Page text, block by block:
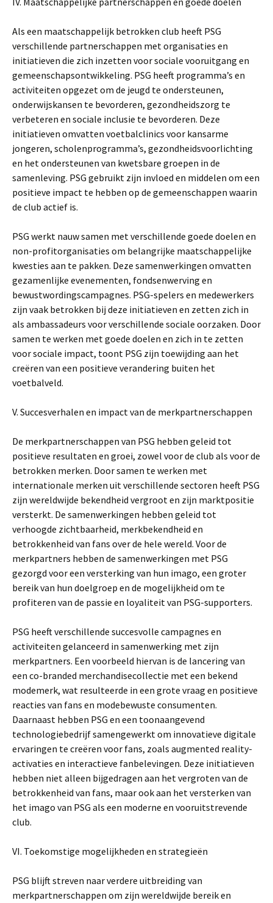
Als een maatschappelijk betrokken club heeft PSG
verschillende partnerschappen met organisaties en
initiatieven die zich inzetten voor sociale vooruitgang en
gemeenschapsontwikkeling. PSG heeft programma’s en
activiteiten opgezet om de jeugd te ondersteunen,
onderwijskansen te bevorderen, gezondheidszorg te
verbeteren en sociale inclusie te bevorderen. Deze
initiatieven omvatten voetbalclinics voor kansarme
jongeren, scholenprogramma’s, gezondheidsvoorlichting
en het ondersteunen van kwetsbare groepen in de
samenleving. PSG gebruikt zijn invloed en middelen om een
positieve impact te hebben op de gemeenschappen waarin
de club actief is.
PSG werkt nauw samen met verschillende goede doelen en
non-profitorganisaties om belangrijke maatschappelijke
kwesties aan te pakken. Deze samenwerkingen omvatten
gezamenlijke evenementen, fondsenwerving en
bewustwordingscampagnes. PSG-spelers en medewerkers
zijn vaak betrokken bij deze initiatieven en zetten zich in
als ambassadeurs voor verschillende sociale oorzaken. Door
samen te werken met goede doelen en zich in te zetten
voor sociale impact, toont PSG zijn toewijding aan het
creëren van een positieve verandering buiten het
voetbalveld.
V. Succesverhalen en impact van de merkpartnerschappen
De merkpartnerschappen van PSG hebben geleid tot
positieve resultaten en groei, zowel voor de club als voor de
betrokken merken. Door samen te werken met
internationale merken uit verschillende sectoren heeft PSG
zijn wereldwijde bekendheid vergroot en zijn marktpositie
versterkt. De samenwerkingen hebben geleid tot
verhoogde zichtbaarheid, merkbekendheid en
betrokkenheid van fans over de hele wereld. Voor de
merkpartners hebben de samenwerkingen met PSG
gezorgd voor een versterking van hun imago, een groter
bereik van hun doelgroep en de mogelijkheid om te
profiteren van de passie en loyaliteit van PSG-supporters.
PSG heeft verschillende succesvolle campagnes en
activiteiten gelanceerd in samenwerking met zijn
merkpartners. Een voorbeeld hiervan is de lancering van
een co-branded merchandisecollectie met een bekend
modemerk, wat resulteerde in een grote vraag en positieve
reacties van fans en modebewuste consumenten.
Daarnaast hebben PSG en een toonaangevend
technologiebedrijf samengewerkt om innovatieve digitale
ervaringen te creëren voor fans, zoals augmented reality-
activaties en interactieve fanbelevingen. Deze initiatieven
hebben niet alleen bijgedragen aan het vergroten van de
betrokkenheid van fans, maar ook aan het versterken van
het imago van PSG als een moderne en vooruitstrevende
club.
VI. Toekomstige mogelijkheden en strategieën
PSG blijft streven naar verdere uitbreiding van
merkpartnerschappen om zijn wereldwijde bereik en